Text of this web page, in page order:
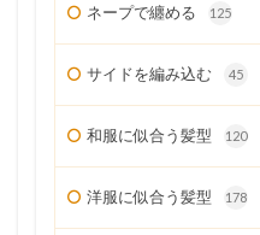
ネープで纏める 125
サイドを編み込む 45
和服に似合う髪型 120
洋服に似合う髪型 178